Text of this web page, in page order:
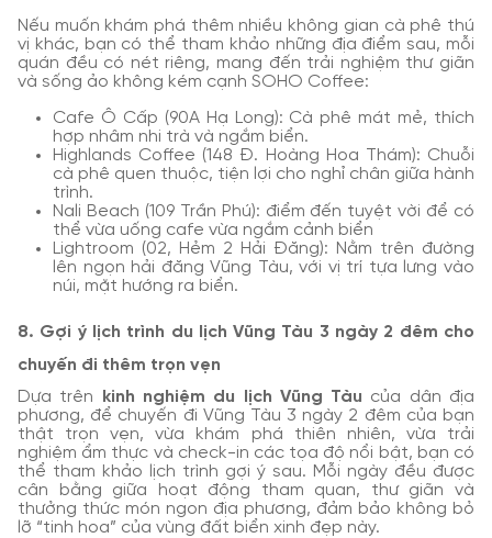
Nếu muốn khám phá thêm nhiều không gian cà phê thú
vị khác, bạn có thể tham khảo những địa điểm sau, mỗi
quán đều có nét riêng, mang đến trải nghiệm thư giãn
và sống ảo không kém cạnh SOHO Coffee:
Cafe Ô Cấp (90A Hạ Long): Cà phê mát mẻ, thích
hợp nhâm nhi trà và ngắm biển.
Highlands Coffee (148 Đ. Hoàng Hoa Thám): Chuỗi
cà phê quen thuộc, tiện lợi cho nghỉ chân giữa hành
trình.
Nali Beach (109 Trần Phú): điểm đến tuyệt vời để có
thể vừa uống cafe vừa ngắm cảnh biển
Lightroom (02, Hẻm 2 Hải Đăng): Nằm trên đường
lên ngọn hải đăng Vũng Tàu, với vị trí tựa lưng vào
núi, mặt hướng ra biển.
8. Gợi ý lịch trình du lịch Vũng Tàu 3 ngày 2 đêm cho
chuyến đi thêm trọn vẹn
Dựa trên
kinh nghiệm du lịch Vũng Tàu của dân địa
phương, để chuyến đi Vũng Tàu 3 ngày 2 đêm của bạn
thật trọn vẹn, vừa khám phá thiên nhiên, vừa trải
nghiệm ẩm thực và check-in các tọa độ nổi bật, bạn có
thể tham khảo lịch trình gợi ý sau. Mỗi ngày đều được
cân bằng giữa hoạt động tham quan, thư giãn và
thưởng thức món ngon địa phương, đảm bảo không bỏ
lỡ “tinh hoa” của vùng đất biển xinh đẹp này.